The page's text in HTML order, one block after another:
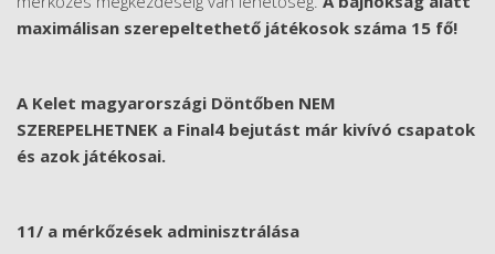
maximálisan szerepeltethető játékosok száma 15 fő!
A Kelet magyarországi Döntőben NEM
SZEREPELHETNEK a Final4 bejutást már kivívó csapatok
és azok játékosai.
11/ a mérkőzések adminisztrálása